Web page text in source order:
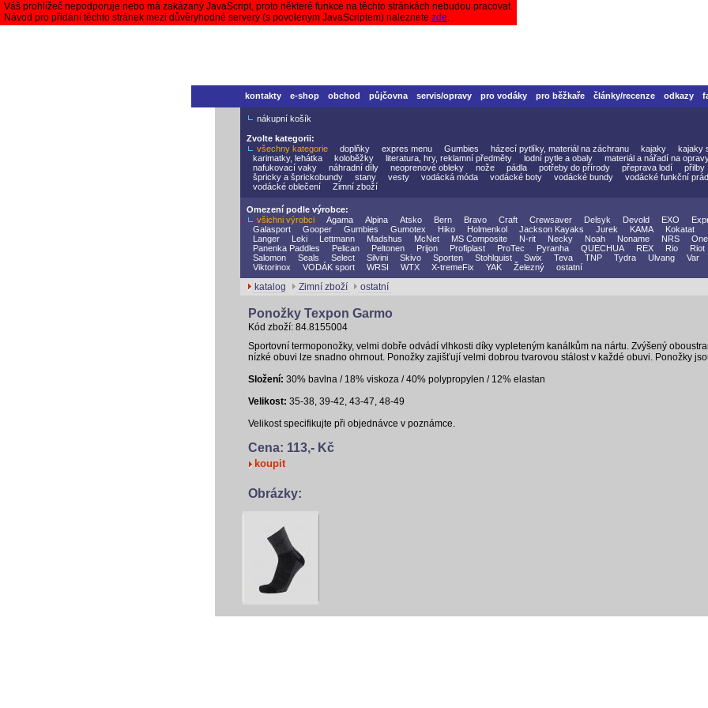
Váš prohlížeč nepodporuje nebo má zakázaný JavaScript, proto některé funkce na těchto stránkách nebudou pracovat.
Návod pro přidání těchto stránek mezi důvěryhodné servery (s povoleným JavaScriptem) naleznete zde.
kontakty e-shop obchod půjčovna servis/opravy pro vodáky pro běžkaře články/recenze odkazy
nákupní košík
Zvolte kategorii:
všechny kategorie
doplňky expres menu Gumbies házecí pytlíky, materiál na záchranu kajaky kajaky
karimatky, lehátka
koloběžky literatura, hry, reklamní předměty lodní pytle a obaly materiál a nářadí na
nafukovací vaky
náhradní díly neoprenové obleky nože pádla potřeby do přírody přeprava lodí přilby
špricky a šprickobundy
stany vesty vodácká móda vodácké boty vodácké bundy vodácké funkční
vodácké oblečení
Zimní zboží
Omezení podle výrobce:
všichni výrobci
Agama Alpina Atsko Bern Bravo Craft Crewsaver Delsyk Devold EXO
Galasport
Gooper Gumbies Gumotex Hiko Holmenkol Jackson Kayaks Jurek KAMA Kokatat
Langer
Leki Lettmann Madshus McNet MS Composite N-rit Necky Noah Noname NRS
Panenka Paddles
Pelican Peltonen Prijon Profiplast ProTec Pyranha QUECHUA REX Rio Riot
Salomon
Seals Select Silvini Skivo Sporten Stohlquist Swix Teva TNP Tydra Ulvang Var
Viktorinox
VODÁK sport WRSI WTX X-tremeFix YAK Železný ostatní
katalog Zimní zboží ostatní
Ponožky Texpon Garmo
Kód zboží: 84.8155004
Sportovní termoponožky, velmi dobře odvádí vlhkosti díky vypleteným kanálkům na nártu. Zvýšený
nízké obuvi lze snadno ohrnout. Ponožky zajišťují velmi dobrou tvarovou stálost v každé obuvi. Ponožky
Složení: 30% bavlna / 18% viskoza / 40% polypropylen / 12% elastan
Velikost: 35-38, 39-42, 43-47, 48-49
Velikost specifikujte při objednávce v poznámce.
Cena: 113,- Kč
koupit
Obrázky: